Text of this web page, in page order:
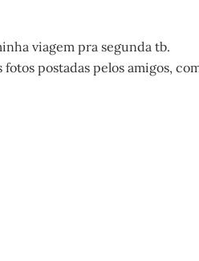
viagem pra segunda tb.
postadas pelos amigos,